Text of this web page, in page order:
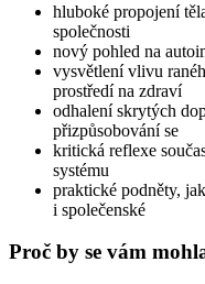
hluboké propojení
společnosti
nový pohled na
vysvětlení vlivu
prostředí na zdraví
odhalení skrytých
přizpůsobování se
kritická reflexe
systému
praktické podněty,
i společenské
Proč by se vám